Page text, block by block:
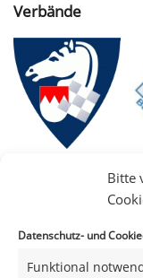
Bitte
Datenschutz- und
Funktional
Verbände